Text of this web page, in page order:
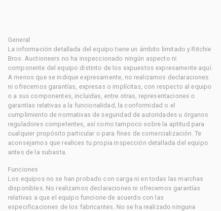
General
La información detallada del equipo tiene un ámbito limitado y Ritchie
Bros. Auctioneers no ha inspeccionado ningún aspecto ni
componente del equipo distinto de los expuestos expresamente aquí.
A menos que se indique expresamente, no realizamos declaraciones
ni ofrecemos garantías, expresas o implícitas, con respecto al equipo
o a sus componentes, incluidas, entre otras, representaciones o
garantías relativas a la funcionalidad, la conformidad o el
cumplimiento de normativas de seguridad de autoridades u órganos
reguladores competentes, así como tampoco sobre la aptitud para
cualquier propósito particular o para fines de comercialización. Te
aconsejamos que realices tu propia inspección detallada del equipo
antes de la subasta.
Funciones
Los equipos no se han probado con carga ni en todas las marchas
disponibles. No realizamos declaraciones ni ofrecemos garantías
relativas a que el equipo funcione de acuerdo con las
especificaciones de los fabricantes. No se ha realizado ninguna